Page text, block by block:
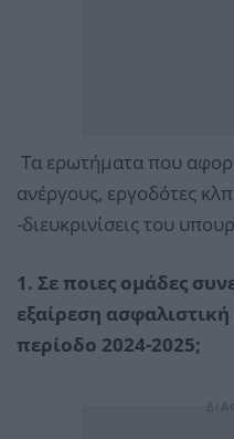
Τα ερωτήματα που
ανέργους, εργοδότες
-διευκρινίσεις του
1. Σε ποιες ομάδες
εξαίρεση
περίοδο 2024-2025;